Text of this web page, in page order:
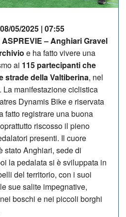
05/2025 | 07:55
– Anghiari Gravel
e ha fatto vivere una
ai 115 partecipanti che
strade della Valtiberina, nel
La manifestazione ciclistica
Dynamis Bike e riservata
fatto registrare una buona
riscosso il pieno
presenti. Il cuore
stato Anghiari, sede di
la pedalata si è sviluppata in
del territorio, con i suoi
sue salite impegnative,
boschi e nei piccoli borghi